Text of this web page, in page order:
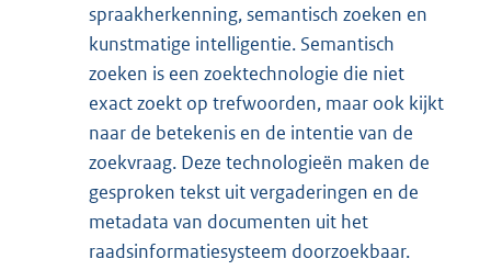
spraakherkenning, semantisch zoeken en
kunstmatige intelligentie. Semantisch
zoeken is een zoektechnologie die niet
exact zoekt op trefwoorden, maar ook kijkt
naar de betekenis en de intentie van de
zoekvraag. Deze technologieën maken de
gesproken tekst uit vergaderingen en de
metadata van documenten uit het
raadsinformatiesysteem doorzoekbaar.